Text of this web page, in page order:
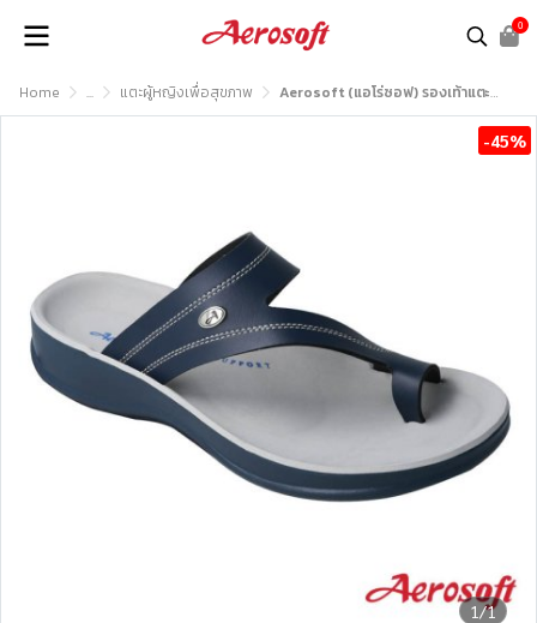
0
Home ... แตะผู้หญิงเพื่อสุขภาพ Aerosoft (แอโร่ซอฟ) รองเท้าแตะหญิง เพื่อสุขภาพ รุ่น FW8462
1/1
-45%